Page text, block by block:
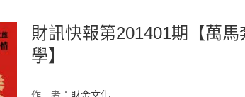
財訊快報第201401期【萬
學】